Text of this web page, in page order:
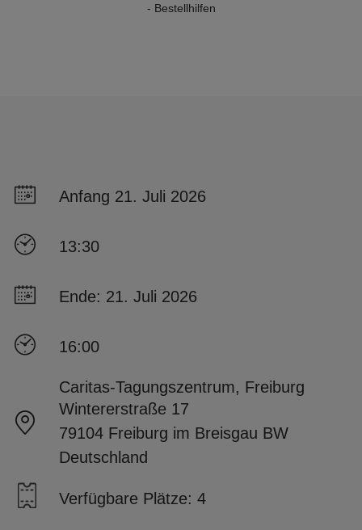
- Bestellhilfen
Anfang 21. Juli 2026
13:30
Ende: 21. Juli 2026
16:00
Caritas-Tagungszentrum, Freiburg
Wintererstraße 17
79104 Freiburg im Breisgau BW
Deutschland
Verfügbare Plätze: 4